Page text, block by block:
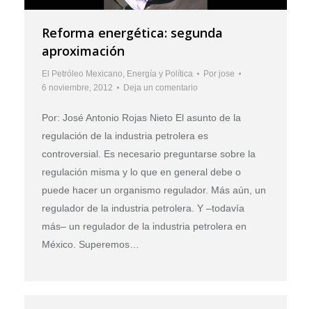
Reforma energética: segunda
aproximación
El Petróleo Mexicano Energía y Política Por jose
6 noviembre, 2012
Deja un comentario
Por: José Antonio Rojas Nieto El asunto de la
regulación de la industria petrolera es
controversial. Es necesario preguntarse sobre la
regulación misma y lo que en general debe o
puede hacer un organismo regulador. Más aún, un
regulador de la industria petrolera. Y –todavía
más– un regulador de la industria petrolera en
México. Superemos…